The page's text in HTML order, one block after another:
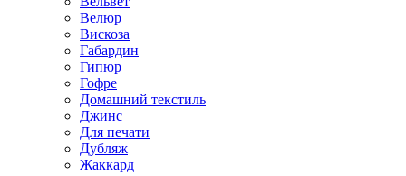
Велюр
Вискоза
Габардин
Гипюр
Гофре
Домашний текстиль
Джинс
Для печати
Дубляж
Жаккард